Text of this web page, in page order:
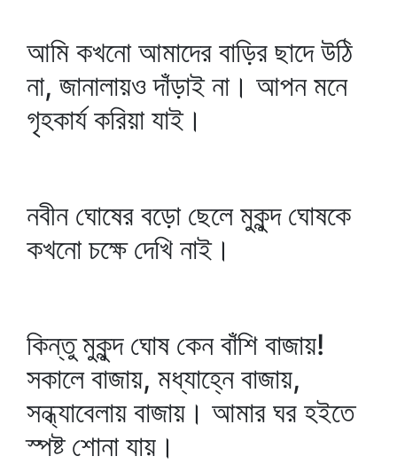
আমি কখনো আমাদের বাড়ির ছাদে উঠি
না, জানালায়ও দাঁড়াই না। আপন মনে
গৃহকার্য করিয়া যাই।
নবীন ঘোষের বড়ো ছেলে মুকুন্দ ঘোষকে
কখনো চক্ষে দেখি নাই।
কিন্তু মুকুন্দ ঘোষ কেন বাঁশি বাজায়!
সকালে বাজায়, মধ্যাহ্নে বাজায়,
সন্ধ্যাবেলায় বাজায়। আমার ঘর হইতে
স্পষ্ট শোনা যায়।